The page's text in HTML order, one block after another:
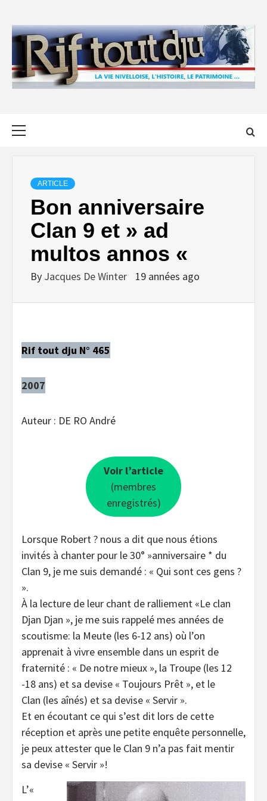
content
ARTICLE
Bon anniversaire
Clan 9 et » ad
multos annos «
By Jacques De Winter 19 années ago
Rif tout dju N° 465
2007
Auteur : DE RO André
Voir l’article
(membres
enregistrés)
Lorsque Robert ? nous a dit que nous étions
invités à chanter pour le 30° »anniversaire * du
Clan 9, je me suis demandé : « Qui sont ces gens ?
».
À la lecture de leur chant de ralliement «Le clan
Djan Djan », je me suis rappelé mes années de
scoutisme: la Meute (les 6-12 ans) où l’on
apprenait à vivre ensemble dans un esprit de
fraternité : « De notre mieux », la Troupe (les 12
-18 ans) et sa devise « Toujours Prêt », et le
Clan (les aînés) et sa devise « Servir ».
Et en écoutant ce qui s’est dit lors de cette
réception et après une petite enquête personnelle,
je peux attester que le Clan 9 n’a pas fait mentir
sa devise « Servir »!
L’«